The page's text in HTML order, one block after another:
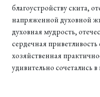
благоустройству скита,
напряженной духовной
духовная мудрость,
сердечная
хозяйственная
удивительно сочетались в